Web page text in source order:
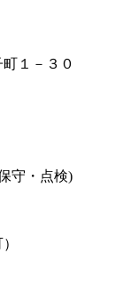
１－３０
守・点検)